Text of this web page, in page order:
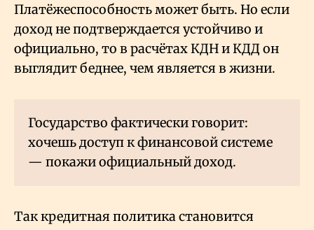
Платёжеспособность может быть. Но если
доход не подтверждается устойчиво и
официально, то в расчётах КДН и КДД он
выглядит беднее, чем является в жизни.
Государство фактически говорит:
хочешь доступ к финансовой системе
— покажи официальный доход.
Так кредитная политика становится